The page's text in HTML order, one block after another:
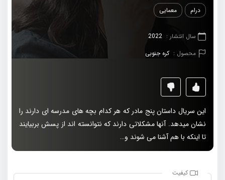
درام معمایی
سال انتشار : 2022
محصول : کره جنوبی
این سریال داستان پنج مادر که هر کدام بچه های مدرسه ای دارند را
نشان میدهد. آنها مشکلاتی دارند که نتوانسته اند از پسش بربیایند
تا اینکه با هم آشنا می شوند و…
کیفیت